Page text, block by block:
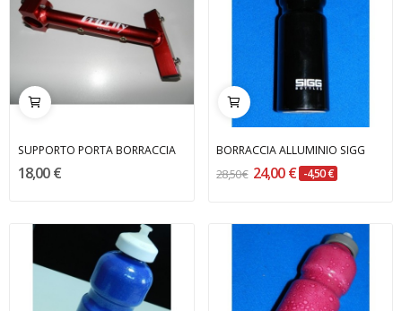
SUPPORTO PORTA BORRACCIA
18,00 €
BORRACCIA ALLUMINIO SIGG
28,50 € 24,00 € -4,50 €